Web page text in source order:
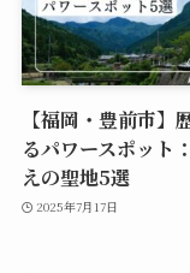
【福岡・豊前市】
るパワースポット
えの聖地5選
2025年7月17日